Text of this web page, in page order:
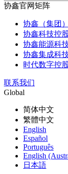
协鑫官网矩阵
协鑫（集团
协鑫科技控
协鑫能源科
协鑫集成科
时代数字控
联系我们
Global
简体中文
繁體中文
English
Español
Português
English
日本語